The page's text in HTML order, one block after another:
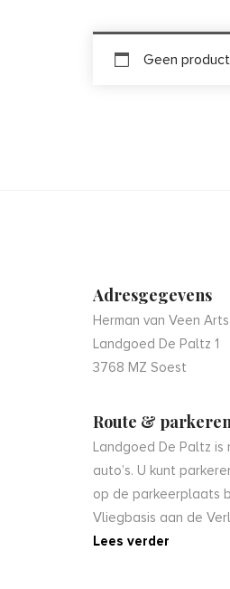
Geen
Adresgegevens
Herman van Veen
Landgoed De Paltz 1
3768 MZ Soest
Route &
Landgoed De Paltz
auto’s. U kunt
op de parkeerplaats
Vliegbasis aan de
Lees verder